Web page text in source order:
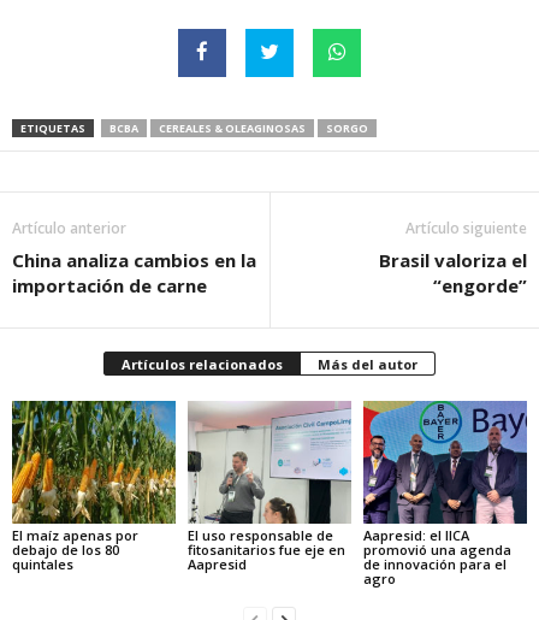
ETIQUETAS BCBA CEREALES & OLEAGINOSAS SORGO
Artículo anterior
China analiza cambios en la
importación de carne
Artículo siguiente
Brasil valoriza el
“engorde”
Artículos relacionados Más del autor
El maíz apenas por
debajo de los 80
quintales
El uso responsable de
fitosanitarios fue eje en
Aapresid
Aapresid: el IICA
promovió una agenda
de innovación para el
agro